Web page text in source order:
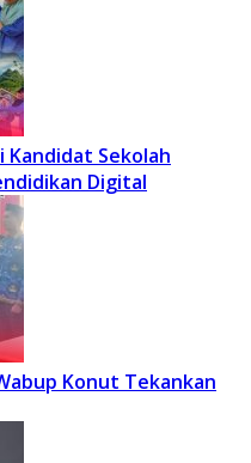
Kandidat Sekolah
Digital
Konut Tekankan